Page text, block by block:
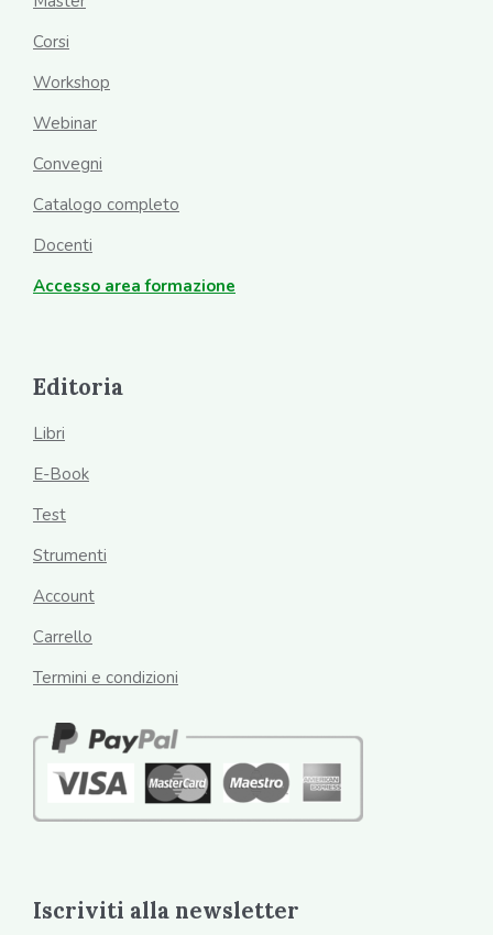
Corsi
Workshop
Webinar
Convegni
Catalogo completo
Docenti
Accesso area formazione
Editoria
Libri
E-Book
Test
Strumenti
Account
Carrello
Termini e condizioni
Iscriviti alla newsletter